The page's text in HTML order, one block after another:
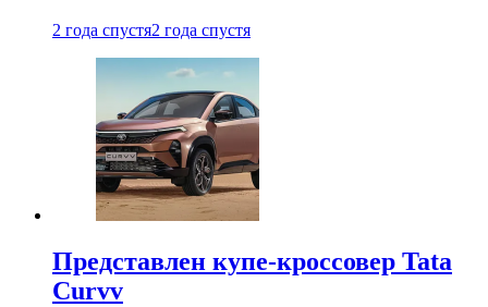
2 года спустя2 года спустя
Представлен купе-кроссовер Tata
Curvv